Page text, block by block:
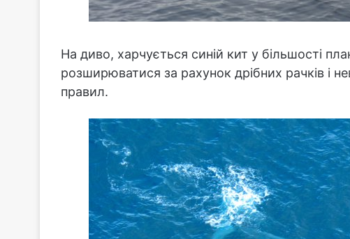
На диво, харчується синій кит у більшості
розширюватися за рахунок дрібних рачків і
правил.